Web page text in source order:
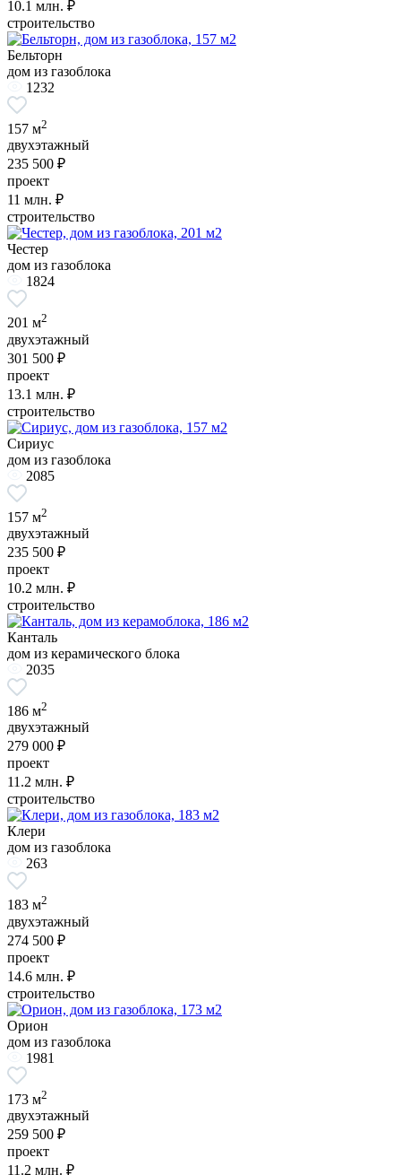
10.1 млн. ₽
строительство
Бельторн
дом из газоблока
1232
157 м2
двухэтажный
235 500 ₽
проект
11 млн. ₽
строительство
Честер
дом из газоблока
1824
201 м2
двухэтажный
301 500 ₽
проект
13.1 млн. ₽
строительство
Сириус
дом из газоблока
2085
157 м2
двухэтажный
235 500 ₽
проект
10.2 млн. ₽
строительство
Канталь
дом из керамического блока
2035
186 м2
двухэтажный
279 000 ₽
проект
11.2 млн. ₽
строительство
Клери
дом из газоблока
263
183 м2
двухэтажный
274 500 ₽
проект
14.6 млн. ₽
строительство
Орион
дом из газоблока
1981
173 м2
двухэтажный
259 500 ₽
проект
11.2 млн. ₽